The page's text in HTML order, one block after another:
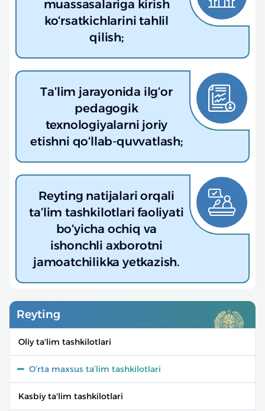
muassasalariga kirish
ko‘rsatkichlarini tahlil
qilish;
Ta’lim jarayonida ilg‘or
pedagogik
texnologiyalarni joriy
etishni qo‘llab-quvvatlash;
Reyting natijalari orqali
ta’lim tashkilotlari faoliyati
bo‘yicha ochiq va
ishonchli axborotni
jamoatchilikka yetkazish.
Reyting
Oliy ta'lim tashkilotlari
O‘rta maxsus ta’lim tashkilotlari
Kasbiy ta'lim tashkilotlari